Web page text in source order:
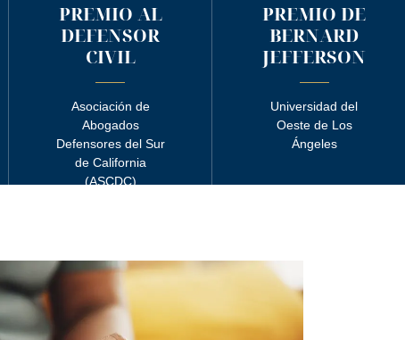
PREMIO AL
DEFENSOR
CIVIL
Asociación de
Abogados
Defensores del Sur
de California
(ASCDC)
PREMIO DE
BERNARD
JEFFERSON
Universidad del
Oeste de Los
Ángeles